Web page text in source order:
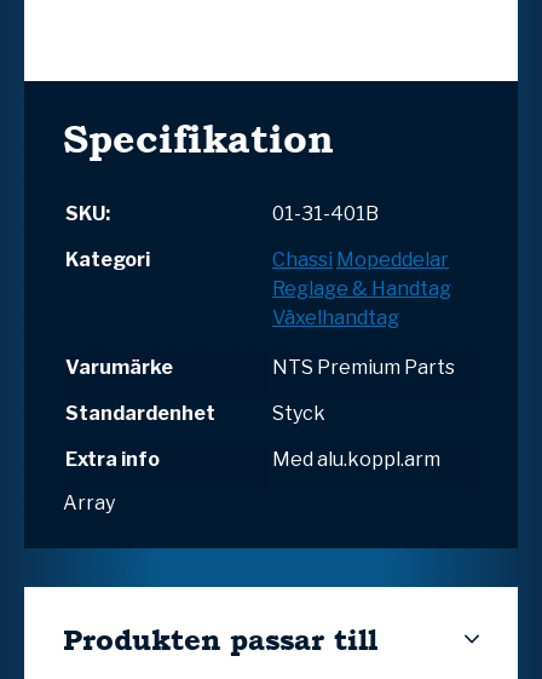
Specifikation
SKU:
01-31-401B
Kategori
Chassi Mopeddelar
Reglage & Handtag
Växelhandtag
Varumärke
NTS Premium Parts
Standardenhet
Styck
Extra info
Med alu.koppl.arm
Array
Produkten passar till